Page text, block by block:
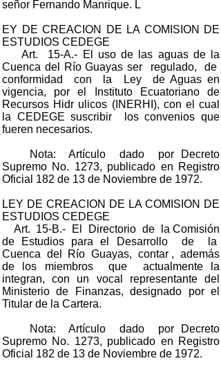
señor Fernando Manrique. L
EY DE CREACION DE LA COMISION DE
ESTUDIOS CEDEGE
Art. 15-A.- El uso de las aguas de la
Cuenca del Río Guayas ser regulado, de
conformidad con la Ley de Aguas en
vigencia, por el Instituto Ecuatoriano de
Recursos Hidr ulicos (INERHI), con el cual
la CEDEGE suscribir los convenios que
fueren necesarios.
Nota: Artículo dado por Decreto
Supremo No. 1273, publicado en Registro
Oficial 182 de 13 de Noviembre de 1972.
LEY DE CREACION DE LA COMISION DE
ESTUDIOS CEDEGE
Art. 15-B.- El Directorio de la Comisión
de Estudios para el Desarrollo de la
Cuenca del Río Guayas, contar , además
de los miembros que actualmente la
integran, con un vocal representante del
Ministerio de Finanzas, designado por el
Titular de la Cartera.
Nota: Artículo dado por Decreto
Supremo No. 1273, publicado en Registro
Oficial 182 de 13 de Noviembre de 1972.